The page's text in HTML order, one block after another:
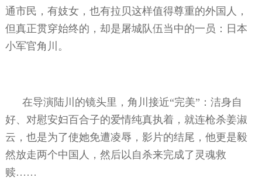
通市民，有妓女，也有拉贝这样值得尊重的外国人，
但真正贯穿始终的，却是屠城队伍当中的一员：日本
小军官角川。
在导演陆川的镜头里，角川接近“完美”：洁身自
好、对慰安妇百合子的爱情纯真执着，就连枪杀姜淑
云，也是为了使她免遭凌辱，影片的结尾，他更是毅
然放走两个中国人，然后以自杀来完成了灵魂救
赎……